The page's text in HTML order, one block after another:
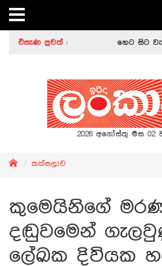
එසැණ පුවත් : හෙට සිට වැසි සහ
2026 අගෝස්තු මස 02
තක්සලාව
කුමෙයිනිගේ
දඬුවමෙන්
ලේඛක දිවියක